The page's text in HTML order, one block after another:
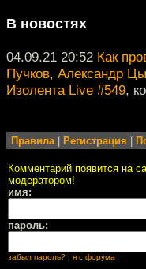
В новостях
04.09.21 20:52 Как
Пучков, Александр
Изолента Live #549,
Правила| Регистрация
Комментарий появится на
модератором!
имя:
пароль:
забыл пароль? я с форума